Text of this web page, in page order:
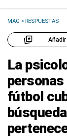
MAG >RESPUESTAS
La
fútbol